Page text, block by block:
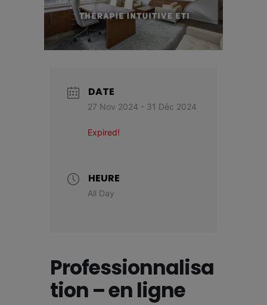
DATE
27 Nov 2024 - 31 Déc 2024
Expired!
HEURE
All Day
Professionnalisa
tion – en ligne